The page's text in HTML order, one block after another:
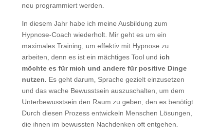
neu programmiert werden.
In diesem Jahr habe ich meine Ausbildung zum
Hypnose-Coach wiederholt. Mir geht es um ein
maximales Training, um effektiv mit Hypnose zu
arbeiten, denn es ist ein mächtiges Tool und ich
möchte es für mich und andere für positive Dinge
nutzen. Es geht darum, Sprache gezielt einzusetzen
und das wache Bewusstsein auszuschalten, um dem
Unterbewusstsein den Raum zu geben, den es benötigt.
Durch diesen Prozess entwickeln Menschen Lösungen,
die ihnen im bewussten Nachdenken oft entgehen.